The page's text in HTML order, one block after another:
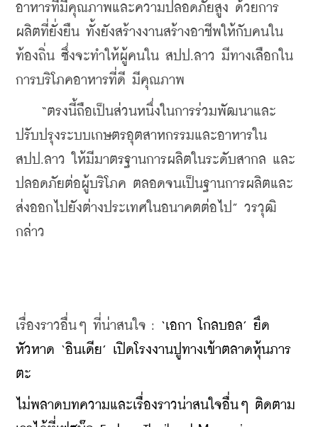
อาหารที่มีคุณภาพและความปลอดภัยสูง ด้วยการ
ผลิตที่ยั่งยืน ทั้งยังสร้างงานสร้างอาชีพให้กับคนใน
ท้องถิ่น ซึ่งจะทำให้ผู้คนใน สปป.ลาว มีทางเลือกใน
การบริโภคอาหารที่ดี มีคุณภาพ
“ตรงนี้ถือเป็นส่วนหนึ่งในการร่วมพัฒนาและ
ปรับปรุงระบบเกษตรอุตสาหกรรมและอาหารใน
สปป.ลาว ให้มีมาตรฐานการผลิตในระดับสากล และ
ปลอดภัยต่อผู้บริโภค ตลอดจนเป็นฐานการผลิตและ
ส่งออกไปยังต่างประเทศในอนาคตต่อไป” วรวุฒิ
กล่าว
เรื่องราวอื่นๆ ที่น่าสนใจ : ‘เอกา โกลบอล’ ยึด
หัวหาด ‘อินเดีย’ เปิดโรงงานปูทางเข้าตลาดหุ้นภาร
ตะ
ไม่พลาดบทความและเรื่องราวน่าสนใจอื่นๆ ติดตาม